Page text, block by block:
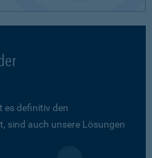
es definitiv den
sind auch unsere Lösungen